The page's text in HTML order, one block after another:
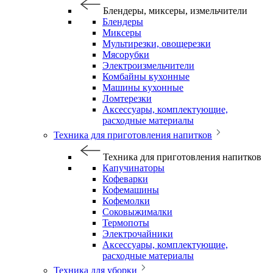
Блендеры, миксеры, измельчители
Блендеры
Миксеры
Мультирезки, овощерезки
Мясорубки
Электроизмельчители
Комбайны кухонные
Машины кухонные
Ломтерезки
Аксессуары, комплектующие,
расходные материалы
Техника для приготовления напитков
Техника для приготовления напитков
Капучинаторы
Кофеварки
Кофемашины
Кофемолки
Соковыжималки
Термопоты
Электрочайники
Аксессуары, комплектующие,
расходные материалы
Техника для уборки